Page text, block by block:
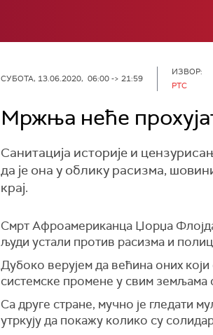
СУБОТА, 13.06.2020, 06:00 -> 21:59
ИЗВОР:
РТС
Мржња неће
Санитација историје и
да је она у облику расизма,
крај.
Смрт Афроамериканца Џорџа
људи устали против расизма и
Дубоко верујем да већина оних
системске промене у свим земљама
Са друге стране, мучно је гледати
утркују да покажу колико су